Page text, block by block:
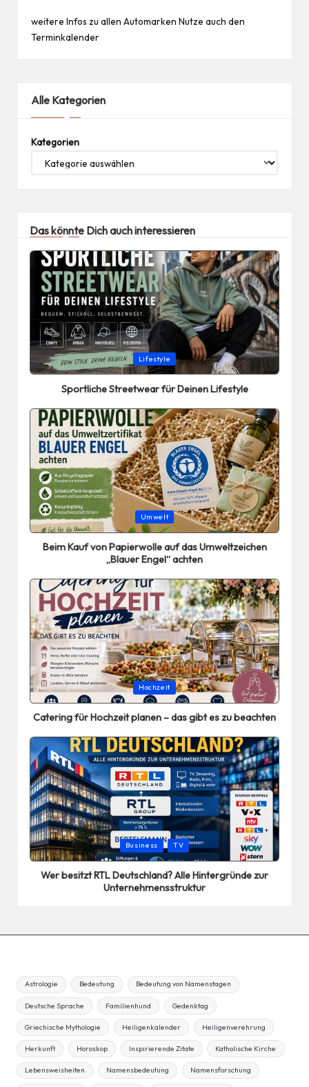
weitere Infos zu allen Automarken Nutze auch den
Terminkalender
Alle Kategorien
Kategorien
Das könnte Dich auch interessieren
Posted
in
Lifestyle
Sportliche Streetwear für Deinen Lifestyle
Posted
in
Umwelt
Beim Kauf von Papierwolle auf das Umweltzeichen
„Blauer Engel“ achten
Posted
in
Hochzeit
Catering für Hochzeit planen – das gibt es zu beachten
Posted
in
Business TV
Wer besitzt RTL Deutschland? Alle Hintergründe zur
Unternehmensstruktur
Astrologie Bedeutung Bedeutung von Namenstagen
Deutsche Sprache Familienhund Gedenktag
Griechische Mythologie Heiligenkalender Heiligenverehrung
Herkunft Horoskop Inspirierende Zitate Katholische Kirche
Lebensweisheiten Namensbedeutung Namensforschung